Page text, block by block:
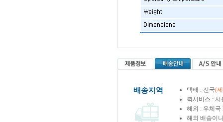
배송지역 택배 : 전국(
퀵서비스 :
해외 : 우체국
해외 배송이